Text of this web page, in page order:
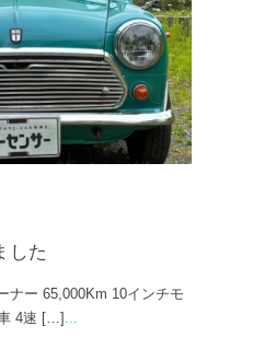
た
ナー 65,000Km 10インチモ
4速 […] ...